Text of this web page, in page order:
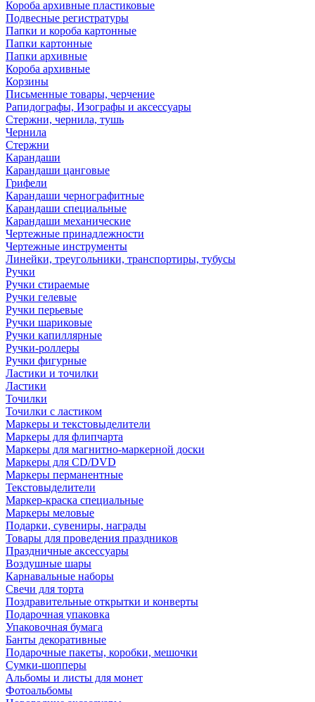
Короба архивные пластиковые
Подвесные регистратуры
Папки и короба картонные
Папки картонные
Папки архивные
Короба архивные
Корзины
Письменные товары, черчение
Рапидографы, Изографы и аксессуары
Стержни, чернила, тушь
Чернила
Стержни
Карандаши
Карандаши цанговые
Грифели
Карандаши чернографитные
Карандаши специальные
Карандаши механические
Чертежные принадлежности
Чертежные инструменты
Линейки, треугольники, транспортиры, тубусы
Ручки
Ручки стираемые
Ручки гелевые
Ручки перьевые
Ручки шариковые
Ручки капиллярные
Ручки-роллеры
Ручки фигурные
Ластики и точилки
Ластики
Точилки
Точилки с ластиком
Маркеры и текстовыделители
Маркеры для флипчарта
Маркеры для магнитно-маркерной доски
Маркеры для CD/DVD
Маркеры перманентные
Текстовыделители
Маркер-краска специальные
Маркеры меловые
Подарки, сувениры, награды
Товары для проведения праздников
Праздничные аксессуары
Воздушные шары
Карнавальные наборы
Свечи для торта
Поздравительные открытки и конверты
Подарочная упаковка
Упаковочная бумага
Банты декоративные
Подарочные пакеты, коробки, мешочки
Сумки-шопперы
Альбомы и листы для монет
Фотоальбомы